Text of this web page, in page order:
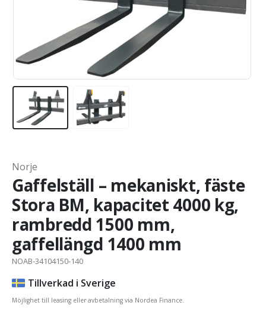
Norje
Gaffelställ – mekaniskt, fäste
Stora BM, kapacitet 4000 kg,
rambredd 1500 mm,
gaffellängd 1400 mm
NOAB-34104150-140
Tillverkad i Sverige
Möjlighet till leasing eller avbetalning via Nordea Finance.